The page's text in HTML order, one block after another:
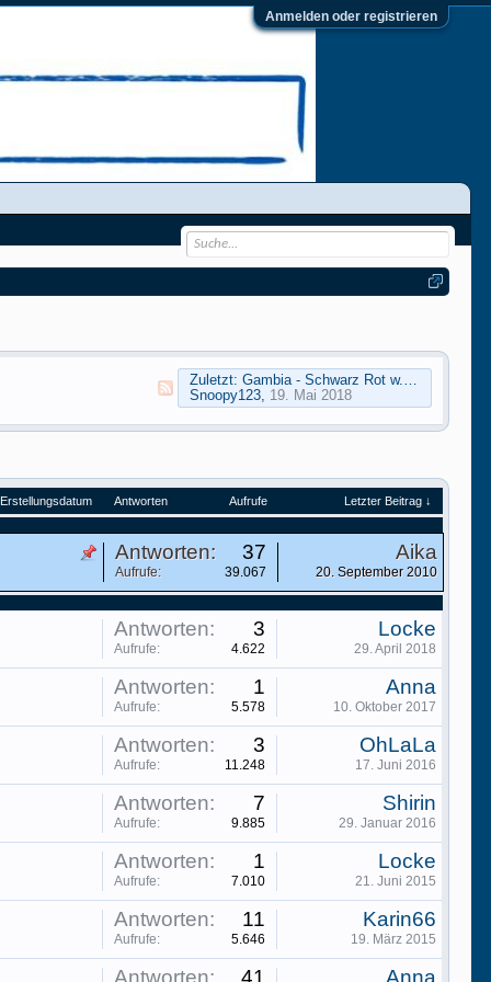
Anmelden oder registrieren
Zuletzt: Gambia - Schwarz Rot w. Weiss Satin
Snoopy123, 19. Mai 2018
Erstellungsdatum Antworten Aufrufe Letzter Beitrag ↓
Antworten: 37
Aufrufe: 39.067
Aika
20. September 2010
Antworten: 3
Aufrufe: 4.622
Locke
29. April 2018
Antworten: 1
Aufrufe: 5.578
Anna
10. Oktober 2017
Antworten: 3
Aufrufe: 11.248
OhLaLa
17. Juni 2016
Antworten: 7
Aufrufe: 9.885
Shirin
29. Januar 2016
Antworten: 1
Aufrufe: 7.010
Locke
21. Juni 2015
Antworten: 11
Aufrufe: 5.646
Karin66
19. März 2015
Antworten: 41 Anna